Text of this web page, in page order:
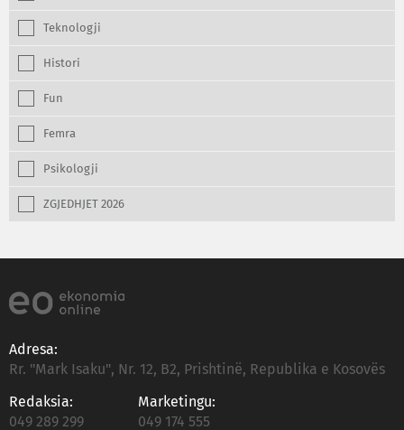
Teknologji
Histori
Fun
Femra
Psikologji
ZGJEDHJET 2026
Adresa:
Rr. "Mark Isaku", Nr. 12, B2, Prishtinë, Republika e Kosovës
Redaksia:
049 289 299
Marketingu:
049 174 555